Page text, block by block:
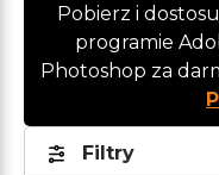
Pobierz i
programie
Photoshop za
Filtry